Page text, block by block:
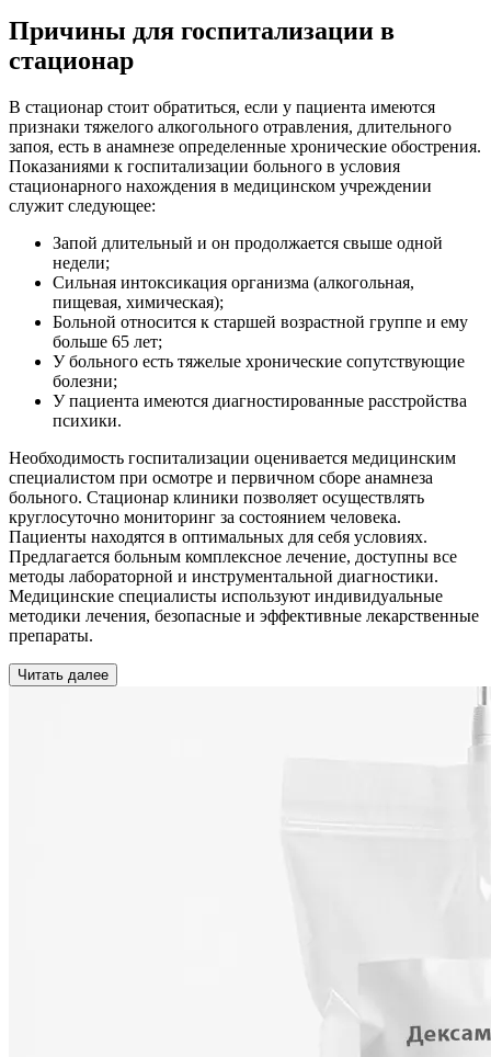
Причины для госпитализации в
стационар
В стационар стоит обратиться, если у пациента имеются
признаки тяжелого алкогольного отравления, длительного
запоя, есть в анамнезе определенные хронические обострения.
Показаниями к госпитализации больного в условия
стационарного нахождения в медицинском учреждении
служит следующее:
Запой длительный и он продолжается свыше одной
недели;
Сильная интоксикация организма (алкогольная,
пищевая, химическая);
Больной относится к старшей возрастной группе и ему
больше 65 лет;
У больного есть тяжелые хронические сопутствующие
болезни;
У пациента имеются диагностированные расстройства
психики.
Необходимость госпитализации оценивается медицинским
специалистом при осмотре и первичном сборе анамнеза
больного. Стационар клиники позволяет осуществлять
круглосуточно мониторинг за состоянием человека.
Пациенты находятся в оптимальных для себя условиях.
Предлагается больным комплексное лечение, доступны все
методы лабораторной и инструментальной диагностики.
Медицинские специалисты используют индивидуальные
методики лечения, безопасные и эффективные лекарственные
препараты.
Читать далее